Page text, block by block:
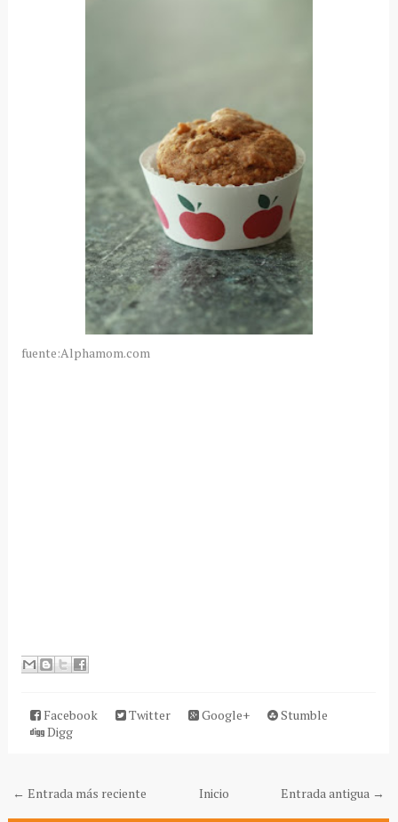
fuente:Alphamom.com
Facebook Twitter Google+
Stumble
Digg
← Entrada más reciente Entrada antigua →
Inicio